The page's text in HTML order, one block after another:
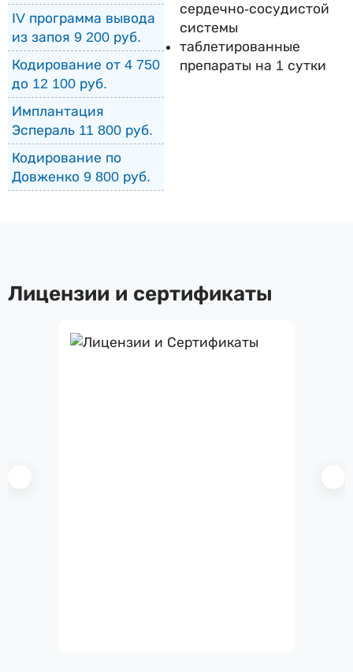
IV программа вывода
из запоя 9 200 руб.
Кодирование от 4 750
до 12 100 руб.
Имплантация
Эспераль 11 800 руб.
Кодирование по
Довженко 9 800 руб.
сердечно-сосудистой
системы
таблетированные
препараты на 1 сутки
Лицензии и сертификаты